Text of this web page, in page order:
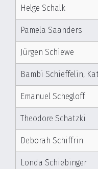
Helge Schalk
Pamela Saanders
Jürgen Schiewe
Bambi Schieffelin,
Emanuel Schegloff
Theodore Schatzki
Deborah Schiffrin
Londa Schiebinger